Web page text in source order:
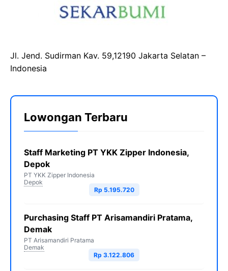
Jl. Jend. Sudirman Kav. 59,12190 Jakarta Selatan –
Indonesia
Lowongan Terbaru
Staff Marketing PT YKK Zipper Indonesia,
Depok
PT YKK Zipper Indonesia
Depok
Rp 5.195.720
Purchasing Staff PT Arisamandiri Pratama,
Demak
PT Arisamandiri Pratama
Demak
Rp 3.122.806